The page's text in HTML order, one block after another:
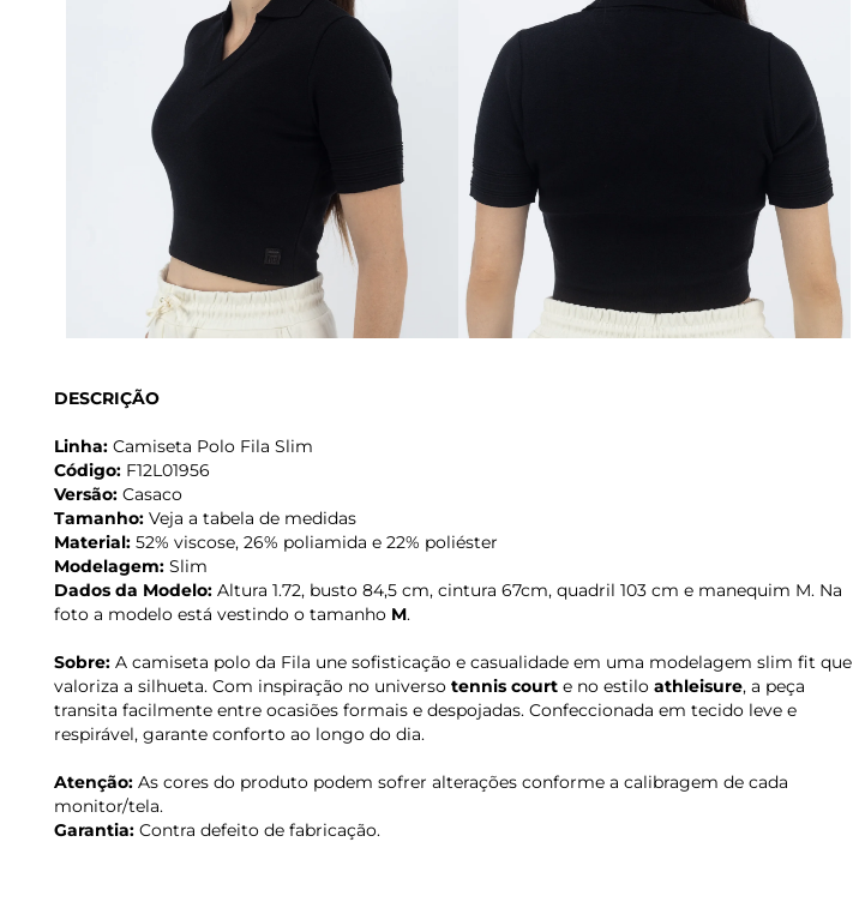
DESCRIÇÃO
Linha: Camiseta Polo Fila Slim
Código: F12L01956
Versão: Casaco
Tamanho: Veja a tabela de medidas
Material: 52% viscose, 26% poliamida e 22% poliéster
Modelagem: Slim
Dados da Modelo: Altura 1.72, busto 84,5 cm, cintura 67cm, quadril 103 cm e manequim M. Na
foto a modelo está vestindo o tamanho M.
Sobre: A camiseta polo da Fila une sofisticação e casualidade em uma modelagem slim fit que
valoriza a silhueta. Com inspiração no universo tennis court e no estilo athleisure, a peça
transita facilmente entre ocasiões formais e despojadas. Confeccionada em tecido leve e
respirável, garante conforto ao longo do dia.
Atenção: As cores do produto podem sofrer alterações conforme a calibragem de cada
monitor/tela.
Garantia: Contra defeito de fabricação.